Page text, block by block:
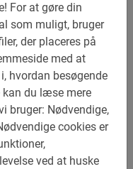
For at gøre din
som muligt, bruger
der placeres på
med at
hvordan besøgende
kan du læse mere
bruger: Nødvendige,
cookies er
ved at huske
til at tilbyde bedre
at synliggøre
bedre forståelse af
og en fremtid,
rolle i måden, hvorpå
kilde for alle, der er
og cyklingens
udforske byer på.